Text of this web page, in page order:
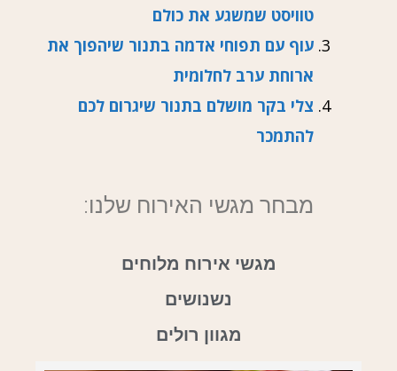
טוויסט שמשגע את כולם
עוף עם תפוחי אדמה בתנור שיהפוך את
ארוחת ערב לחלומית
צלי בקר מושלם בתנור שיגרום לכם
להתמכר
מבחר מגשי האירוח שלנו:
מגשי אירוח מלוחים
נשנושים
מגוון רולים